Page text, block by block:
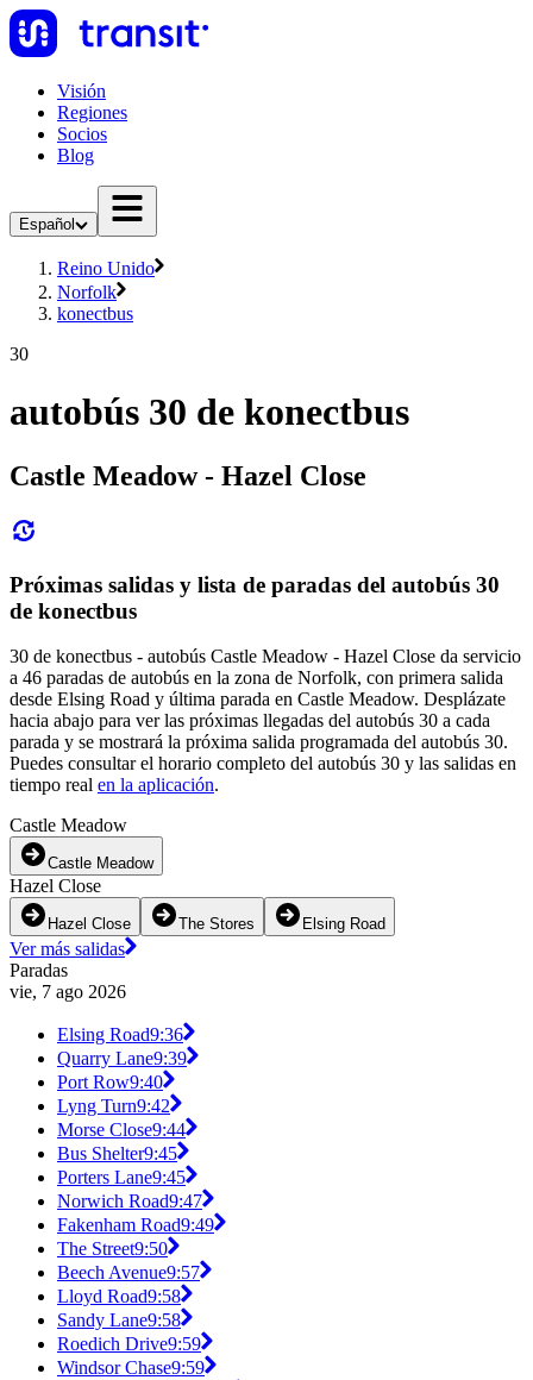
Visión
Regiones
Socios
Blog
Español
Reino Unido
Norfolk
konectbus
30
autobús 30 de konectbus
Castle Meadow - Hazel Close
Próximas salidas y lista de paradas del autobús 30
de konectbus
30 de konectbus - autobús Castle Meadow - Hazel Close da servicio
a 46 paradas de autobús en la zona de Norfolk, con primera salida
desde Elsing Road y última parada en Castle Meadow. Desplázate
hacia abajo para ver las próximas llegadas del autobús 30 a cada
parada y se mostrará la próxima salida programada del autobús 30.
Puedes consultar el horario completo del autobús 30 y las salidas en
tiempo real en la aplicación.
Castle Meadow
Castle Meadow
Hazel Close
Hazel Close The Stores Elsing Road
Ver más salidas
Paradas
vie, 7 ago 2026
Elsing Road9:36
Quarry Lane9:39
Port Row9:40
Lyng Turn9:42
Morse Close9:44
Bus Shelter9:45
Porters Lane9:45
Norwich Road9:47
Fakenham Road9:49
The Street9:50
Beech Avenue9:57
Lloyd Road9:58
Sandy Lane9:58
Roedich Drive9:59
Windsor Chase9:59